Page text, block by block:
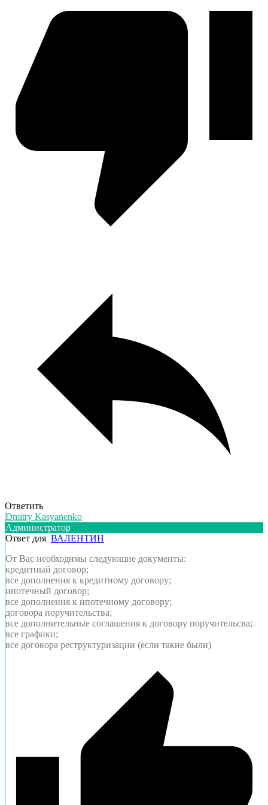
Ответить
Dmitry Kasyanenko
Администратор
Ответ для ВАЛЕНТИН
От Вас необходимы следующие документы:
кредитный договор;
все дополнения к кредитному договору;
ипотечный договор;
все дополнения к ипотечному договору;
договора поручительства;
все дополнительные соглашения к договору поручительсва;
все графики;
все договора реструктуризации (если такие были)